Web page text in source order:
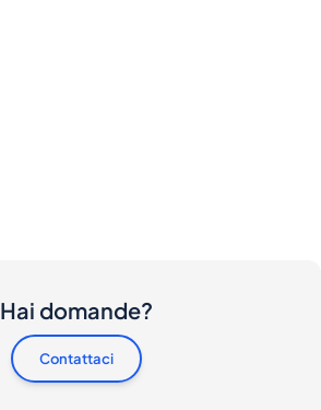
Hai domande?
Contattaci